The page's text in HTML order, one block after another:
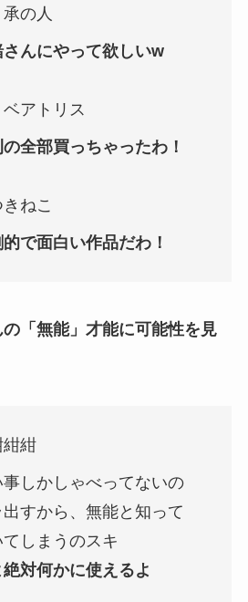
の人
んにやって欲しいw
アトリス
全部買っちゃったわ！
ねこ
で面白い作品だわ！
の「無能」才能に可能性を見
紺紺
しかしゃべってないの
すから、無能と知って
しまうのスキ
対何かに使えるよ